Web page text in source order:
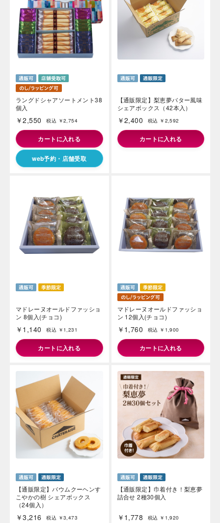
ラングドシャアソートメント38
個入
￥2,550 税込 ￥2,754
カートに入れる
web予約・店舗受取
【通販限定】梨恵夢バター風味
シェアボックス（42本入）
￥2,400 税込 ￥2,592
カートに入れる
マドレーヌオールドファッショ
ン 8個入(チョコ)
￥1,140 税込 ￥1,231
カートに入れる
マドレーヌオールドファッショ
ン 12個入(チョコ)
￥1,760 税込 ￥1,900
カートに入れる
【通販限定】バウムクーヘンす
こやかの樹 シェアボックス
（24個入）
￥3,216 税込 ￥3,473
【通販限定】巾着付き！梨恵夢
詰合せ 2種30個入
￥1,778 税込 ￥1,920